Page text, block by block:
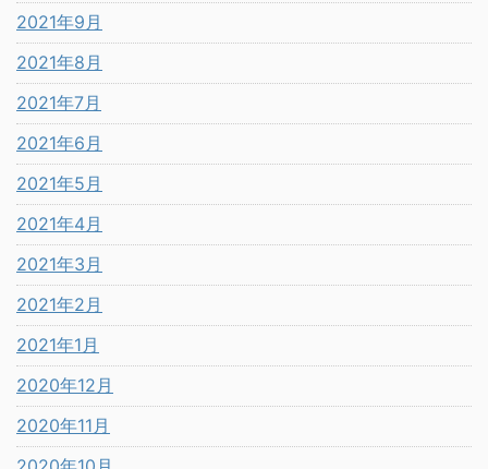
2021年9月
2021年8月
2021年7月
2021年6月
2021年5月
2021年4月
2021年3月
2021年2月
2021年1月
2020年12月
2020年11月